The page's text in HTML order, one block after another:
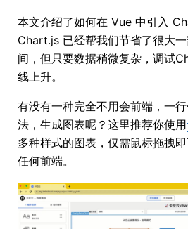
本文介绍了如何在 Vue 中引入
Chart.js 已经帮我们节省了很大
间，但只要数据稍微复杂，调试
线上升。
有没有一种完全不用会前端，一
法，生成图表呢？这里推荐你使用
多种样式的图表，仅需鼠标拖拽
任何前端。